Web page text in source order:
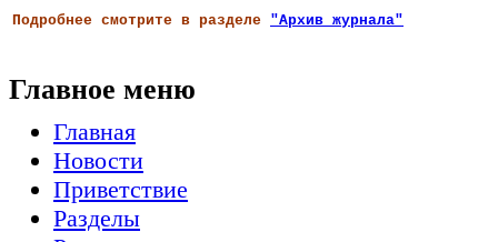
Подробнее смотрите в разделе "Архив журнала"
Главное меню
Главная
Новости
Приветствие
Разделы